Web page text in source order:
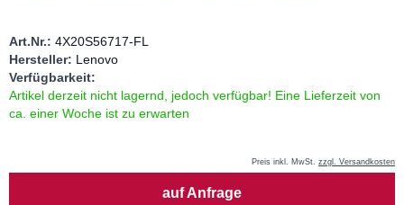
Art.Nr.: 4X20S56717-FL
Hersteller: Lenovo
Verfügbarkeit:
Artikel derzeit nicht lagernd, jedoch verfügbar! Eine Lieferzeit von
ca. einer Woche ist zu erwarten
Preis inkl. MwSt. zzgl. Versandkosten
auf Anfrage